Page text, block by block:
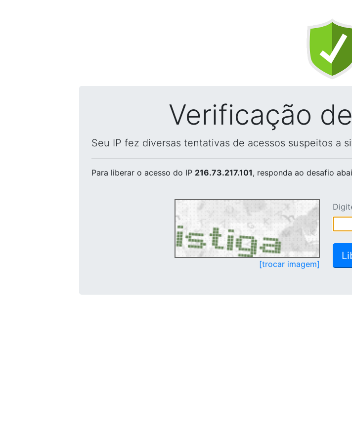
Verificação
Seu IP fez diversas tentativas de acessos suspeitos a
Para liberar o acesso do IP 216.73.217.101, responda ao desafio
[trocar imagem]